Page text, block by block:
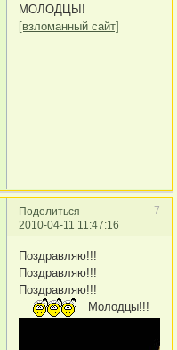
МОЛОДЦЫ!
[взломанный сайт]
Поделиться
7
2010-04-11 11:47:16
Поздравляю!!!
Поздравляю!!!
Поздравляю!!!
Молодцы!!!